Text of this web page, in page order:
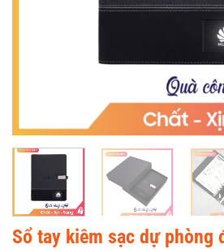
Sổ tay kiêm sạc dự phòng